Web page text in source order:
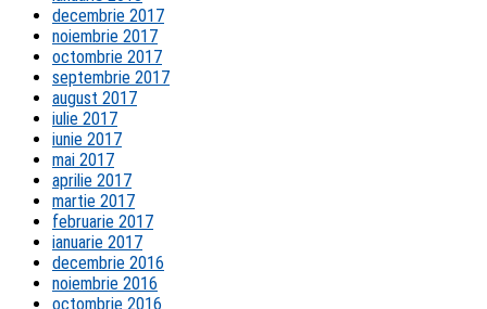
decembrie 2017
noiembrie 2017
octombrie 2017
septembrie 2017
august 2017
iulie 2017
iunie 2017
mai 2017
aprilie 2017
martie 2017
februarie 2017
ianuarie 2017
decembrie 2016
noiembrie 2016
octombrie 2016